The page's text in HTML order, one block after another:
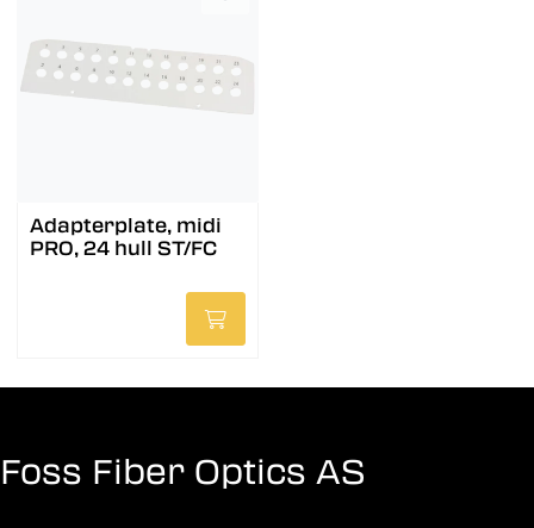
Adapterplate, midi
PRO, 24 hull ST/FC
Foss Fiber Optics AS